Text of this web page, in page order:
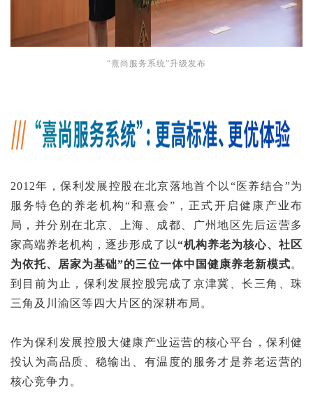
“熹尚服务系统”升级发布
2012年，保利发展控股在北京落地首个以“医养结合”为
服务特色的养老机构“和熹会”，正式开启健康产业布
局，并分别在北京、上海、成都、广州地区先后运营多
家高端养老机构，逐步形成了以“机构养老为核心、社区
为依托、居家为基础”的三位一体中国健康养老新模式。
到目前为止，保利发展控股完成了京津冀、长三角、珠
三角及川渝区等四大片区的深耕布局。
作为保利发展控股大健康产业运营的核心平台，保利健
投认为高品质、稳输出、有温度的服务才是养老运营的
核心竞争力。